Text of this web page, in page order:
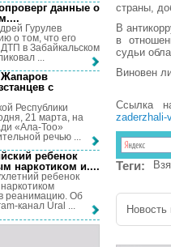
страны,
В
в
судьи
Виновен
Ссылка
zaderzhali-
Теги:
Новость
данные о
.
Гурулев
о том, что его
в Забайкальском
...
Жапаров
с
Республики
21 марта, на
«Ала-Тоо»
речью ...
ребенок
наркотиком и....
ребенок
реанимацию. Об
канал Ural ...